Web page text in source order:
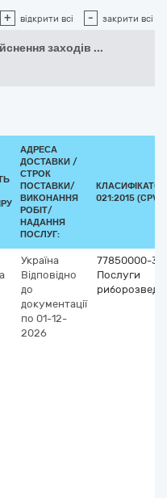
+ відкрити всі - закрити всі
заходів ...
АДРЕСА
ДОСТАВКИ /
СТРОК
ПОСТАВКИ/
ВИКОНАННЯ
РОБІТ/
НАДАННЯ
ПОСЛУГ:
021:2015 (CPV)
Україна
Відповідно
до
документації
по 01-12-
2026
77850000-3
Послуги